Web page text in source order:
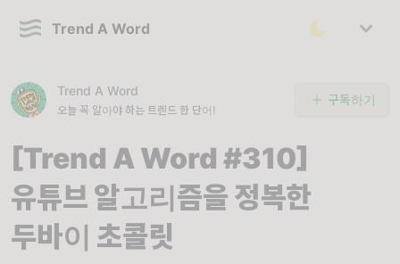
Trend A Word
Trend A Word
오늘 꼭 알아야 하는 트렌드 한 단어!
구독하기
[Trend A Word #310]
유튜브 알고리즘을 정복한
두바이 초콜릿